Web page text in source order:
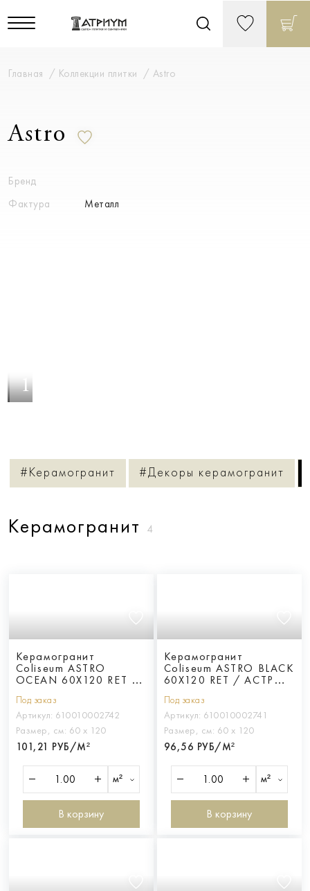
Главная Коллекции плитки Astro
Astro
Бренд
Фактура
Металл
1
#Керамогранит #Декоры керамогранит
Керамогранит 4
Керамогранит
Coliseum ASTRO
OCEAN 60X120 RET /
ретт.
Под заказ
Артикул: 610010002742
Размер, см: 60 х 120
101,21 РУБ/М²
м²
В корзину
Керамогранит
Coliseum ASTRO BLACK
60X120 RET / АСТРО
Под заказ
Артикул: 610010002741
Размер, см: 60 х 120
96,56 РУБ/М²
м²
В корзину